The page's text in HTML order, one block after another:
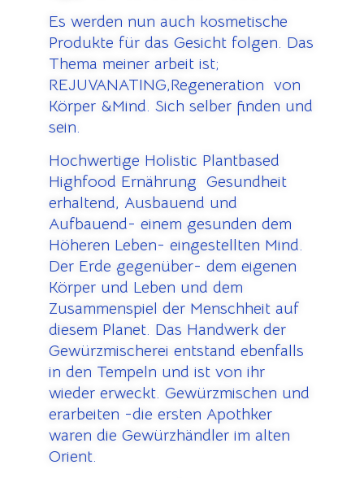
Es werden nun auch kosmetische
Produkte für das Gesicht folgen. Das
Thema meiner arbeit ist;
REJUVANATING,Regeneration von
Körper &Mind. Sich selber finden und
sein.
Hochwertige Holistic Plantbased
Highfood Ernährung Gesundheit
erhaltend, Ausbauend und
Aufbauend- einem gesunden dem
Höheren Leben- eingestellten Mind.
Der Erde gegenüber- dem eigenen
Körper und Leben und dem
Zusammenspiel der Menschheit auf
diesem Planet. Das Handwerk der
Gewürzmischerei entstand ebenfalls
in den Tempeln und ist von ihr
wieder erweckt. Gewürzmischen und
erarbeiten -die ersten Apothker
waren die Gewürzhändler im alten
Orient.